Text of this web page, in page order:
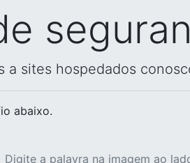
a sites hospedados
abaixo.
Digite a palavra na imagem ao